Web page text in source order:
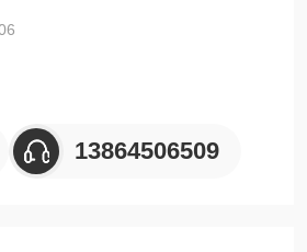
13864506509